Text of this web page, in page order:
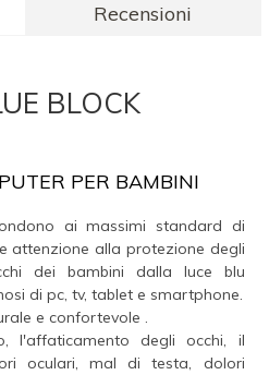
Recensioni
BLOCK
PER BAMBINI
ai massimi standard di
attenzione alla protezione degli
dei bambini dalla luce blu
di pc, tv, tablet e smartphone.
e confortevole .
l'affaticamento degli occhi, il
oculari, mal di testa, dolori